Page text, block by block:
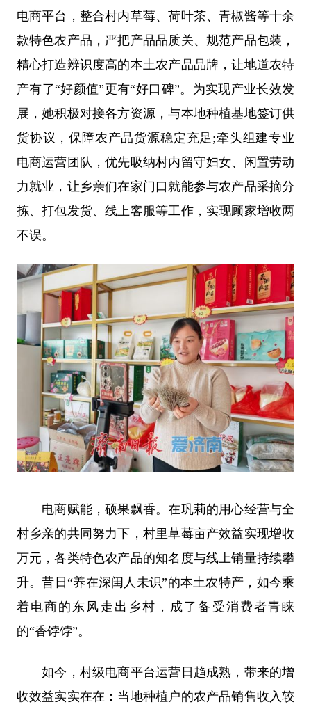
电商平台，整合村内草莓、荷叶茶、青椒酱等十余
款特色农产品，严把产品品质关、规范产品包装，
精心打造辨识度高的本土农产品品牌，让地道农特
产有了“好颜值”更有“好口碑”。为实现产业长效发
展，她积极对接各方资源，与本地种植基地签订供
货协议，保障农产品货源稳定充足;牵头组建专业
电商运营团队，优先吸纳村内留守妇女、闲置劳动
力就业，让乡亲们在家门口就能参与农产品采摘分
拣、打包发货、线上客服等工作，实现顾家增收两
不误。
电商赋能，硕果飘香。在巩莉的用心经营与全
村乡亲的共同努力下，村里草莓亩产效益实现增收
万元，各类特色农产品的知名度与线上销量持续攀
升。昔日“养在深闺人未识”的本土农特产，如今乘
着电商的东风走出乡村，成了备受消费者青睐
的“香饽饽”。
如今，村级电商平台运营日趋成熟，带来的增
收效益实实在在：当地种植户的农产品销售收入较